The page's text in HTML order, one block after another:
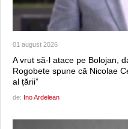
01 august 2026
A vrut să-l atace pe Bolojan,
Rogobete spune că Nicolae
al țării”
de: Ino Ardelean